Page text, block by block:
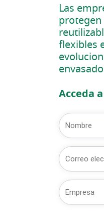
Las
protegen
flexibles
Acceda
Nombre
Nombre
Correo
electrónico
Empresa